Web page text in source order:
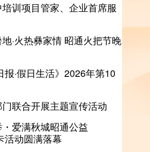
训项目管家、企业首席服
·火热彝家情 昭通火把节晚
报·假日生活》2026年第10
联合开展主题宣传活动
爱满秋城昭通公益
活动圆满落幕